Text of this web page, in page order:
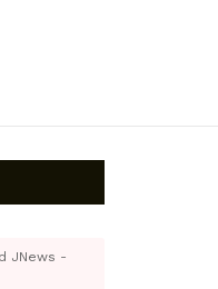
JNews -